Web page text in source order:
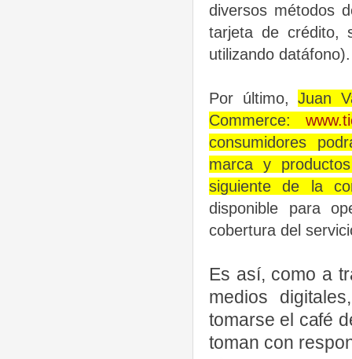
diversos métodos
tarjeta de crédito,
utilizando datáfono).
Por último,Juan
Commerce:
consumidores
marca y
siguiente de la
disponible para
cobertura del
Es así, como a
medios
tomarse el café
toman con